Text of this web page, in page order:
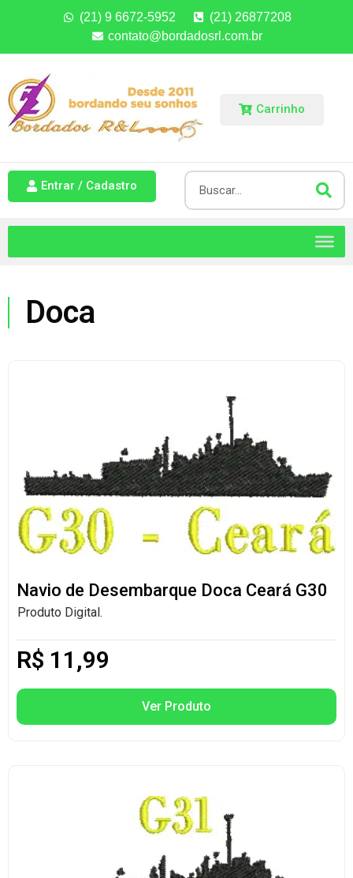
(21) 9 6672-5952
(21) 26877208
contato@bordadosrl.com.br
Carrinho
Entrar / Cadastro
Doca
Navio de Desembarque Doca Ceará G30
Produto Digital.
R$ 11,99
Ver Produto